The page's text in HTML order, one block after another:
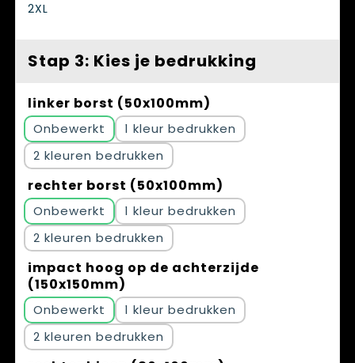
2XL
Stap 3: Kies je bedrukking
linker borst (50x100mm)
Onbewerkt
1
2
rechter borst (50x100mm)
Onbewerkt
1
2
impact hoog op de achterzijde
(150x150mm)
Onbewerkt
1
2